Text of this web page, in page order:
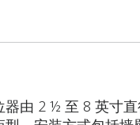
器由 2 ½ 至 8 英寸